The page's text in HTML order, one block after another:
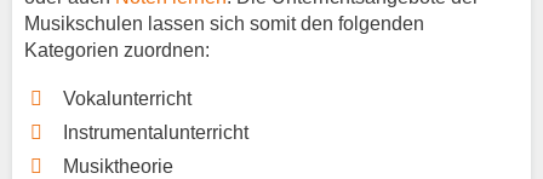
Musikschulen lassen sich somit den folgenden
Kategorien zuordnen:
Vokalunterricht
Instrumentalunterricht
Musiktheorie